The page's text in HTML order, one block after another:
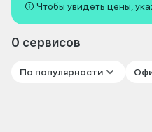
Чтобы увидеть цены,
0 сервисов
По популярности